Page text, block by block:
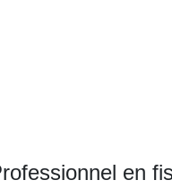
en